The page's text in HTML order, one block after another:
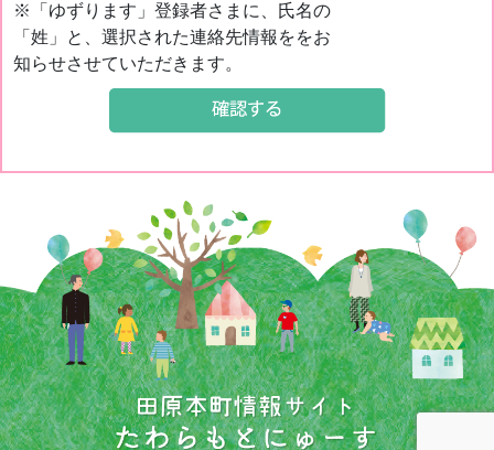
※「ゆずります」登録者さまに、氏名の
「姓」と、選択された連絡先情報ををお
知らせさせていただきます。